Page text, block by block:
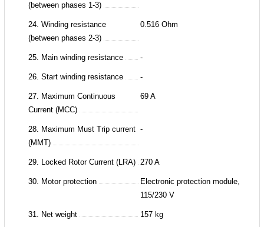
(between phases 1-3)
24. Winding resistance
(between phases 2-3)
0.516 Ohm
25. Main winding resistance -
26. Start winding resistance -
27. Maximum Continuous
Current (MCC)
69 A
28. Maximum Must Trip current
(MMT)
-
29. Locked Rotor Current (LRA) 270 A
30. Motor protection
Electronic protection module,
115/230 V
31. Net weight 157 kg